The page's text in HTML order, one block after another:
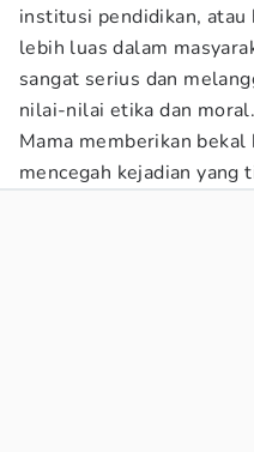
institusi pendidikan, atau
lebih luas dalam
sangat serius dan
nilai-nilai etika dan
Mama memberikan bekal
mencegah kejadian yang